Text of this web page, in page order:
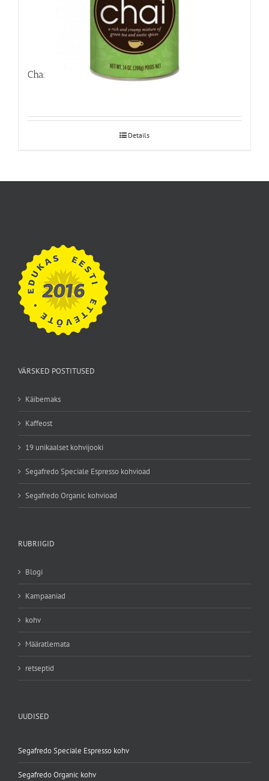
Chai Tortoise Green 398g
Details
VÄRSKED POSTITUSED
Käibemaks
Kaffeost
19 unikaalset kohvijooki
Segafredo Speciale Espresso kohvioad
Segafredo Organic kohvioad
RUBRIIGID
Blogi
Kampaaniad
kohv
Määratlemata
retseptid
UUDISED
Segafredo Speciale Espresso kohv
Segafredo Organic kohv